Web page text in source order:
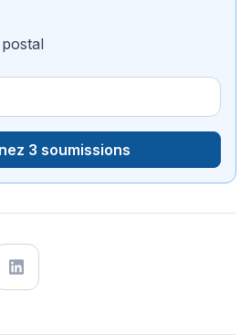
3 soumissions